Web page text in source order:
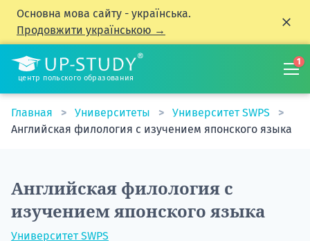
Основна мова сайту - українська.
Продовжити українською →
центр польского образования
1
Главная Университеты
Университет SWPS
Английская филология с изучением японского языка
Английская филология с
изучением японского языка
Университет SWPS